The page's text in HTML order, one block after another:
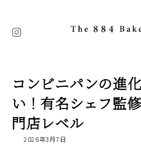
Instagram
コンビニパンの進
い！有名シェフ監
門店レベル
2026年3月7日